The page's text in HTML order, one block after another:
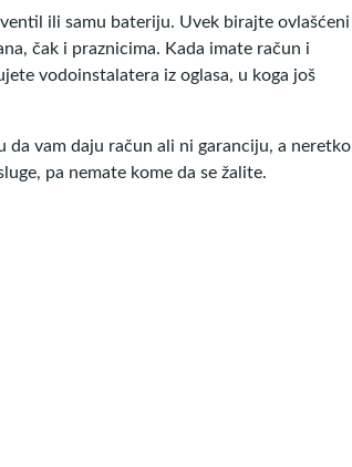
ili samu bateriju. Uvek birajte ovlašćeni
čak i praznicima. Kada imate račun i
vodoinstalatera iz oglasa, u koga još
da vam daju račun ali ni garanciju, a neretko
pa nemate kome da se žalite.